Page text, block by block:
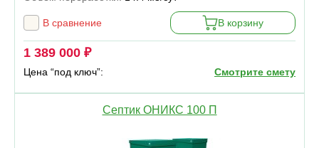
В сравнение В корзину
1 389 000 ₽
Цена “под ключ”: Смотрите смету
Септик ОНИКС 100 П